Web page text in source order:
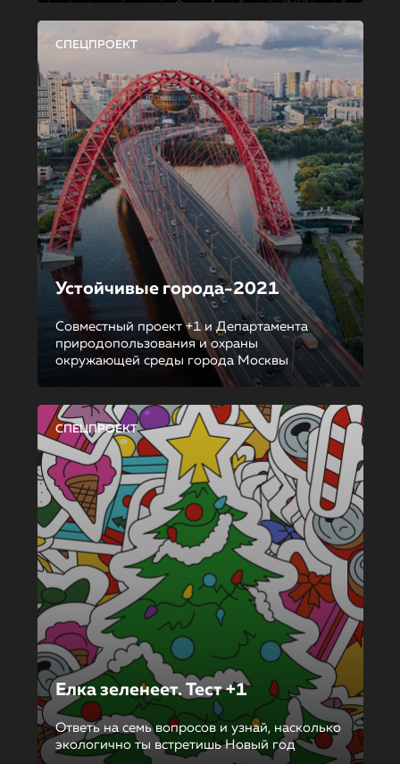
СПЕЦПРОЕКТ
Устойчивые города-2021
Совместный проект +1 и Департамента
природопользования и охраны
окружающей среды города Москвы
СПЕЦПРОЕКТ
Елка зеленеет. Тест +1
Ответь на семь вопросов и узнай, насколько
экологично ты встретишь Новый год